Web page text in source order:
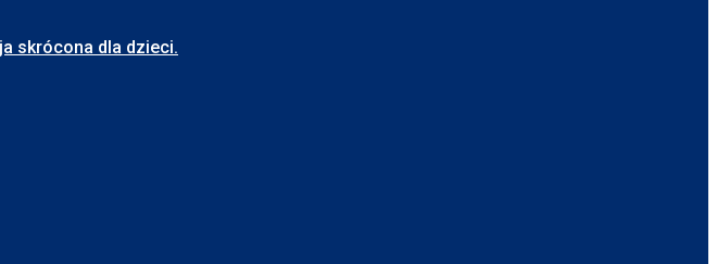
skrócona dla dzieci.